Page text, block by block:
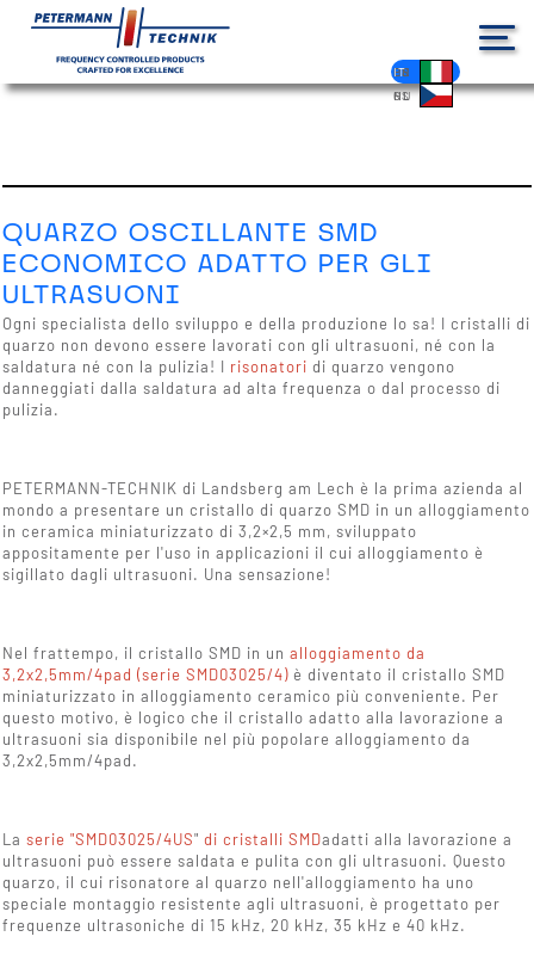
DE
EN
FR
ES
PL
IT
NL
HU
CS
Tu sei qui : Notizie vista singola
QUARZO OSCILLANTE SMD
ECONOMICO ADATTO PER GLI
ULTRASUONI
Ogni specialista dello sviluppo e della produzione lo sa! I cristalli di
quarzo non devono essere lavorati con gli ultrasuoni, né con la
saldatura né con la pulizia! I risonatori di quarzo vengono
danneggiati dalla saldatura ad alta frequenza o dal processo di
pulizia.
PETERMANN-TECHNIK di Landsberg am Lech è la prima azienda al
mondo a presentare un cristallo di quarzo SMD in un alloggiamento
in ceramica miniaturizzato di 3,2×2,5 mm, sviluppato
appositamente per l'uso in applicazioni il cui alloggiamento è
sigillato dagli ultrasuoni. Una sensazione!
Nel frattempo, il cristallo SMD in unalloggiamento da
3,2x2,5mm/4pad (serie SMD03025/4) è diventato il cristallo SMD
miniaturizzato in alloggiamento ceramico più conveniente. Per
questo motivo, è logico che il cristallo adatto alla lavorazione a
ultrasuoni sia disponibile nel più popolare alloggiamento da
3,2x2,5mm/4pad.
Laserie "SMD03025/4US"di cristalli SMDadatti alla lavorazione a
ultrasuoni può essere saldata e pulita con gli ultrasuoni. Questo
quarzo, il cui risonatore al quarzo nell'alloggiamento ha uno
speciale montaggio resistente agli ultrasuoni, è progettato per
frequenze ultrasoniche di 15 kHz, 20 kHz, 35 kHz e 40 kHz.